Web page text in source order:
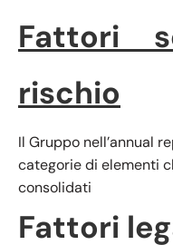
Fattori
rischio
Il Gruppo nell’annual
categorie di elementi
consolidati
Fattori